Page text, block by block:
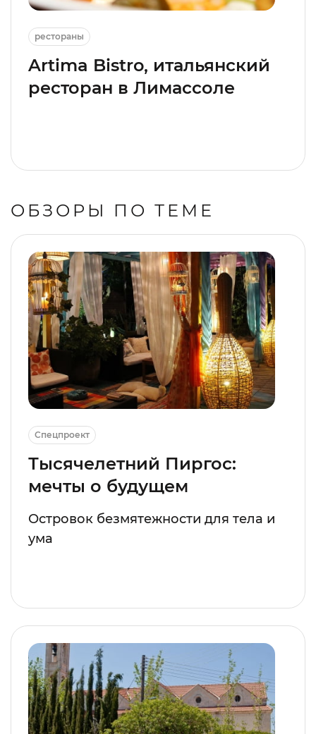
рестораны
Artima Bistro, итальянский
ресторан в Лимассоле
ОБЗОРЫ ПО ТЕМЕ
Спецпроект
Тысячелетний Пиргос:
мечты о будущем
Островок безмятежности для тела и
ума